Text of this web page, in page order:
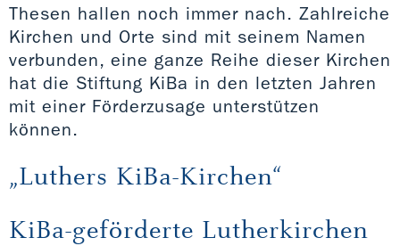
Thesen hallen noch immer nach. Zahlreiche
Kirchen und Orte sind mit seinem Namen
verbunden, eine ganze Reihe dieser Kirchen
hat die Stiftung KiBa in den letzten Jahren
mit einer Förderzusage unterstützen
können.
„Luthers KiBa-Kirchen“
KiBa-geförderte Lutherkirchen